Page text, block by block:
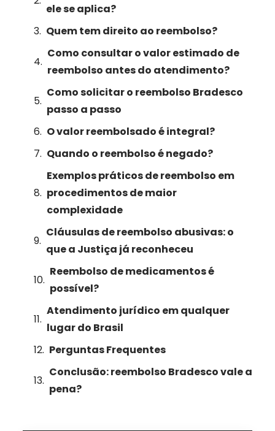
ele se aplica?
Quem tem direito ao reembolso?
Como consultar o valor estimado de
reembolso antes do atendimento?
Como solicitar o reembolso Bradesco
passo a passo
O valor reembolsado é integral?
Quando o reembolso é negado?
Exemplos práticos de reembolso em
procedimentos de maior
complexidade
Cláusulas de reembolso abusivas: o
que a Justiça já reconheceu
Reembolso de medicamentos é
possível?
Atendimento jurídico em qualquer
lugar do Brasil
Perguntas Frequentes
Conclusão: reembolso Bradesco vale a
pena?